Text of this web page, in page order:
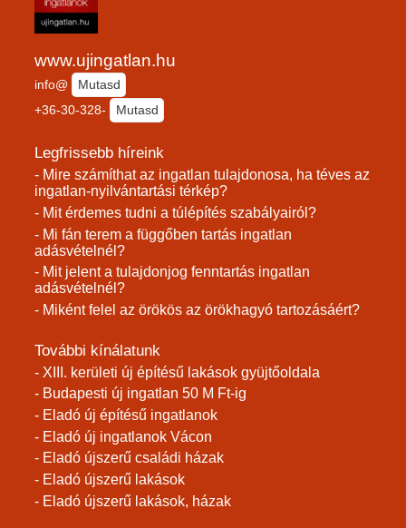
www.ujingatlan.hu
info@
Mutasd
+36-30-328-
Mutasd
Legfrissebb híreink
- Mire számíthat az ingatlan tulajdonosa, ha téves az
ingatlan-nyilvántartási térkép?
- Mit érdemes tudni a túlépítés szabályairól?
- Mi fán terem a függőben tartás ingatlan
adásvételnél?
- Mit jelent a tulajdonjog fenntartás ingatlan
adásvételnél?
- Miként felel az örökös az örökhagyó tartozásáért?
További kínálatunk
- XIII. kerületi új építésű lakások gyüjtőoldala
- Budapesti új ingatlan 50 M Ft-ig
- Eladó új építésű ingatlanok
- Eladó új ingatlanok Vácon
- Eladó újszerű családi házak
- Eladó újszerű lakások
- Eladó újszerű lakások, házak